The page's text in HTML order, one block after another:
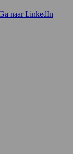
naar LinkedIn